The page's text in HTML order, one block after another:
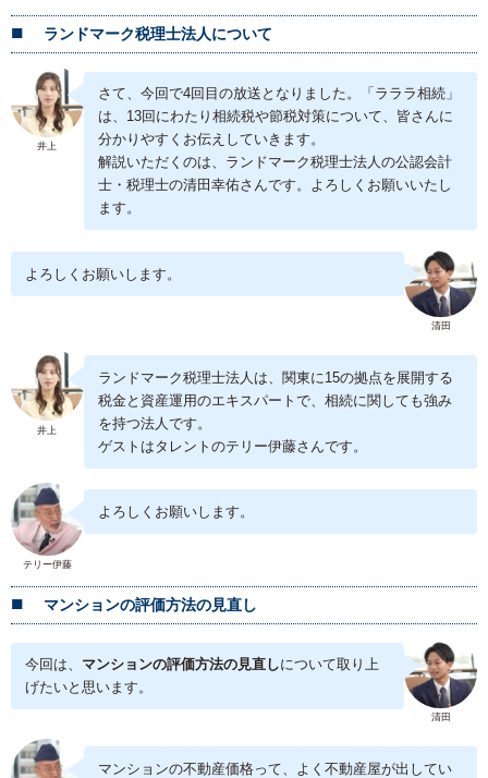
ランドマーク税理士法人について
井上
さて、今回で4回目の放送となりました。「ラララ相続」
は、13回にわたり相続税や節税対策について、皆さんに
分かりやすくお伝えしていきます。
解説いただくのは、ランドマーク税理士法人の公認会計
士・税理士の清田幸佑さんです。よろしくお願いいたし
ます。
清田
よろしくお願いします。
井上
ランドマーク税理士法人は、関東に15の拠点を展開する
税金と資産運用のエキスパートで、相続に関しても強み
を持つ法人です。
ゲストはタレントのテリー伊藤さんです。
テリー伊藤
よろしくお願いします。
マンションの評価方法の見直し
清田
今回は、 マンションの評価方法の見直しについて取り上
げたいと思います。
マンションの不動産価格って、よく不動産屋が出してい